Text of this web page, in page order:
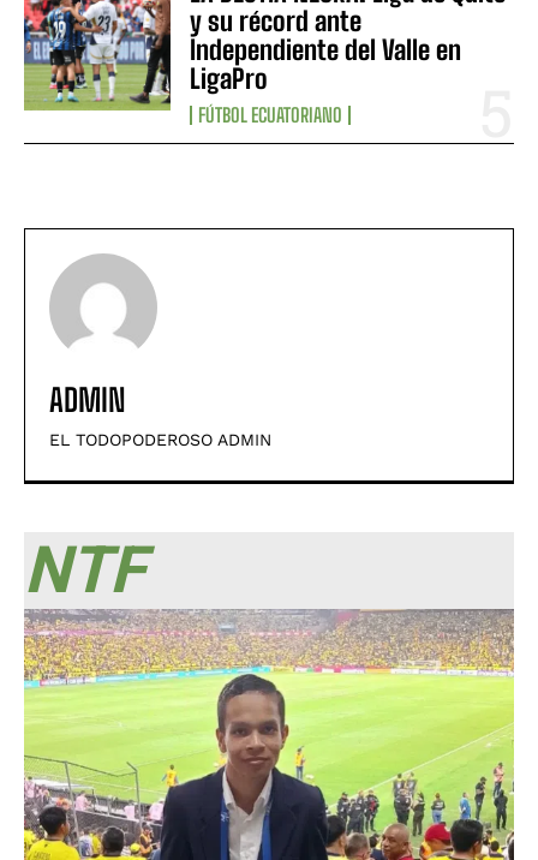
y su récord ante
Independiente del Valle en
LigaPro
FÚTBOL ECUATORIANO
ADMIN
EL TODOPODEROSO ADMIN
NTF